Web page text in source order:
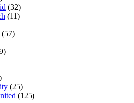
(32)
(11)
(57)
(25)
(125)